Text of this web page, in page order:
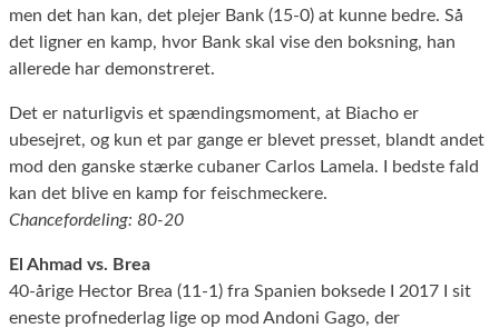
men det han kan, det plejer Bank (15-0) at kunne bedre. Så
det ligner en kamp, hvor Bank skal vise den boksning, han
allerede har demonstreret.
Det er naturligvis et spændingsmoment, at Biacho er
ubesejret, og kun et par gange er blevet presset, blandt andet
mod den ganske stærke cubaner Carlos Lamela. I bedste fald
kan det blive en kamp for feischmeckere.
Chancefordeling: 80-20
El Ahmad vs. Brea
40-årige Hector Brea (11-1) fra Spanien boksede I 2017 I sit
eneste profnederlag lige op mod Andoni Gago, der